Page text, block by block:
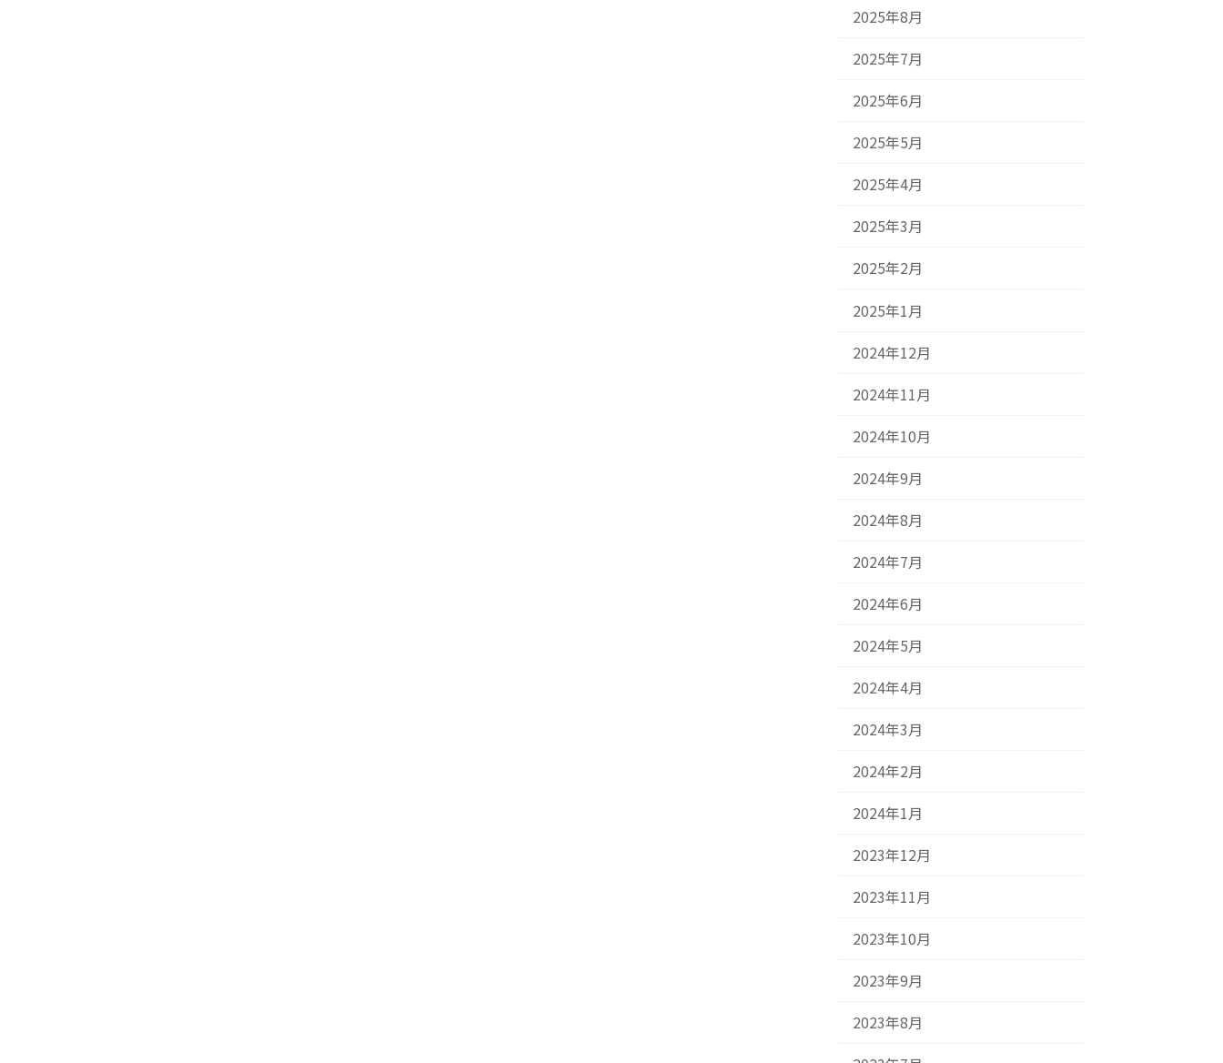
2025年8月
2025年7月
2025年6月
2025年5月
2025年4月
2025年3月
2025年2月
2025年1月
2024年12月
2024年11月
2024年10月
2024年9月
2024年8月
2024年7月
2024年6月
2024年5月
2024年4月
2024年3月
2024年2月
2024年1月
2023年12月
2023年11月
2023年10月
2023年9月
2023年8月